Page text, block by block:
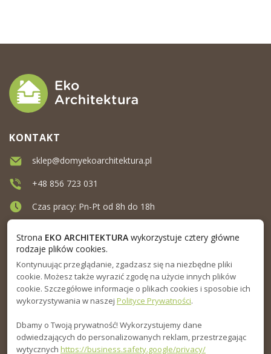
MENU
INFORMACJA
PORADNIK
KONTAKT
sklep@domyekoarchitektura.pl
+48 856 723 031
Czas pracy: Pn-Pt od 8h do 18h
Strona EKO ARCHITEKTURAwykorzystuje cztery główne
rodzaje plików cookies.
Kontynuując przeglądanie, zgadzasz się na niezbędne pliki
cookie. Możesz także wyrazić zgodę na użycie innych plików
cookie. Szczegółowe informacje o plikach cookies i sposobie ich
wykorzystywania w naszej Polityce Prywatności.
Dbamy o Twoją prywatność! Wykorzystujemy dane
odwiedzających do personalizowanych reklam, przestrzegając
wytycznych https://business.safety.google/privacy/